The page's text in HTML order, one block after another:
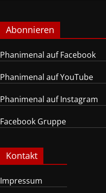
Abonnieren
Phanimenal auf Facebook
Phanimenal auf YouTube
Phanimenal auf Instagram
Facebook Gruppe
Kontakt
Impressum